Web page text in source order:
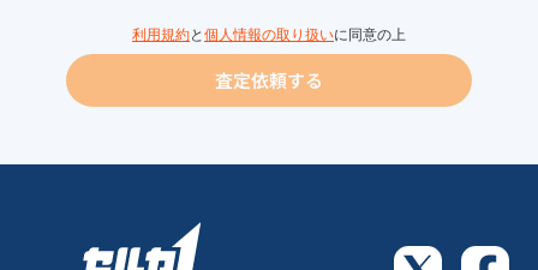
利用規約と 個人情報の取り扱いに同意の上
査定依頼する